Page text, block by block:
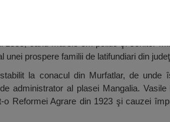
când marele om politic şi scriitor
prospere familii de latifundiari din
la conacul din Murfatlar, de unde
administrator al plasei Mangalia. Vasile
Reformei Agrare din 1923 şi cauzei